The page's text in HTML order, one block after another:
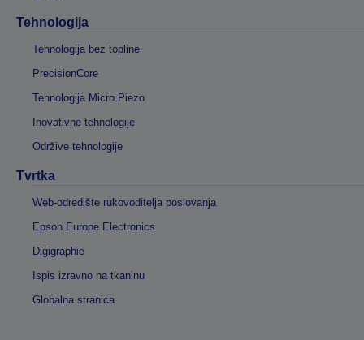
Tehnologija
Tehnologija bez topline
PrecisionCore
Tehnologija Micro Piezo
Inovativne tehnologije
Održive tehnologije
Tvrtka
Web-odredište rukovoditelja poslovanja
Epson Europe Electronics
Digigraphie
Ispis izravno na tkaninu
Globalna stranica